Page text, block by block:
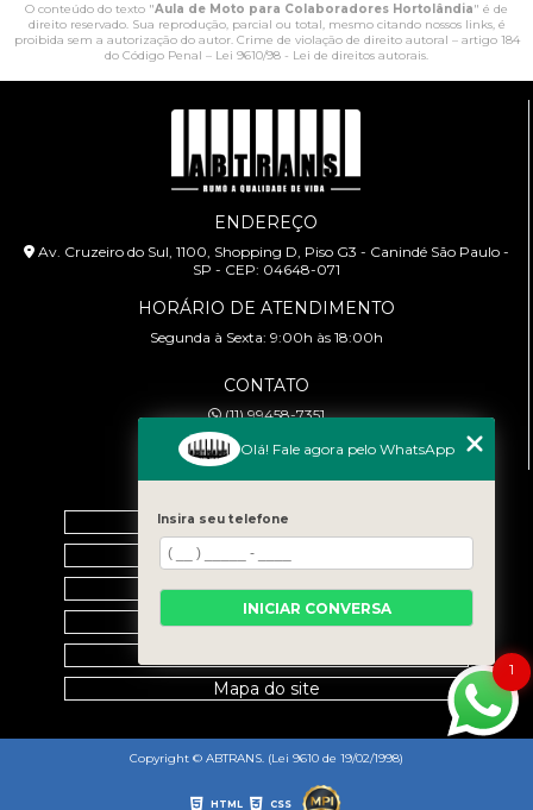
O conteúdo do texto "Aula de Moto para Colaboradores Hortolândia" é de
direito reservado. Sua reprodução, parcial ou total, mesmo citando nossos links, é
proibida sem a autorização do autor. Crime de violação de direito autoral – artigo 184
do Código Penal – Lei 9610/98 - Lei de direitos autorais.
ENDEREÇO
Av. Cruzeiro do Sul, 1100, Shopping D, Piso G3 - Canindé São Paulo -
SP - CEP: 04648-071
HORÁRIO DE ATENDIMENTO
Segunda à Sexta: 9:00h às 18:00h
CONTATO
(11) 99458-7351
cursoabtrans@gmail.com
Home
Empresa
Galeria
Contato
Mapa do site
Copyright © ABTRANS. (Lei 9610 de 19/02/1998)
HTML CSS
1
Olá! Fale agora pelo WhatsApp
Insira seu telefone
INICIAR CONVERSA